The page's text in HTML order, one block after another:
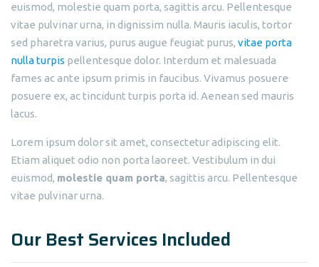
euismod, molestie quam porta, sagittis arcu. Pellentesque
vitae pulvinar urna, in dignissim nulla. Mauris iaculis, tortor
sed pharetra varius, purus augue feugiat purus, vitae porta
nulla turpis pellentesque dolor. Interdum et malesuada
fames ac ante ipsum primis in faucibus. Vivamus posuere
posuere ex, ac tincidunt turpis porta id. Aenean sed mauris
lacus.
Lorem ipsum dolor sit amet, consectetur adipiscing elit.
Etiam aliquet odio non porta laoreet. Vestibulum in dui
euismod, molestie quam porta, sagittis arcu. Pellentesque
vitae pulvinar urna.
Our Best Services Included